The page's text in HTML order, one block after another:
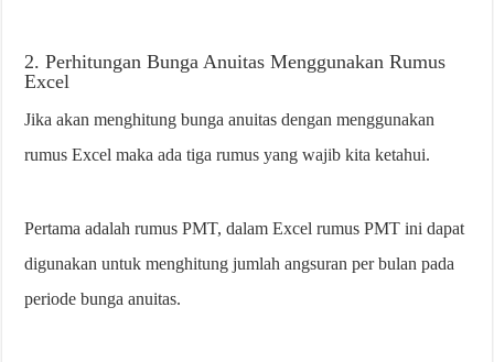
2. Perhitungan Bunga Anuitas Menggunakan Rumus
Excel
Jika akan menghitung bunga anuitas dengan menggunakan
rumus Excel maka ada tiga rumus yang wajib kita ketahui.
Pertama adalah rumus PMT, dalam Excel rumus PMT ini dapat
digunakan untuk menghitung jumlah angsuran per bulan pada
periode bunga anuitas.